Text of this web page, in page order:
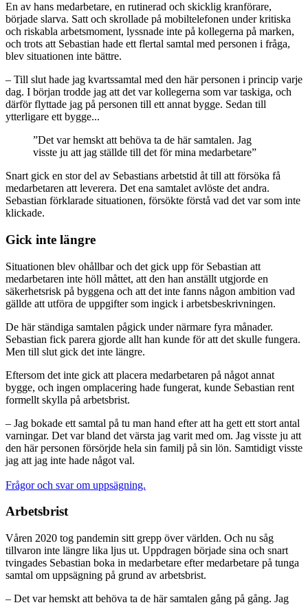
En av hans medarbetare, en rutinerad och skicklig kranförare,
började slarva. Satt och skrollade på mobiltelefonen under kritiska
och riskabla arbetsmoment, lyssnade inte på kollegerna på marken,
och trots att Sebastian hade ett flertal samtal med personen i fråga,
blev situationen inte bättre.
– Till slut hade jag kvartssamtal med den här personen i princip varje
dag. I början trodde jag att det var kollegerna som var taskiga, och
därför flyttade jag på personen till ett annat bygge. Sedan till
ytterligare ett bygge...
”Det var hemskt att behöva ta de här samtalen. Jag
visste ju att jag ställde till det för mina medarbetare”
Snart gick en stor del av Sebastians arbetstid åt till att försöka få
medarbetaren att leverera. Det ena samtalet avlöste det andra.
Sebastian förklarade situationen, försökte förstå vad det var som inte
klickade.
Gick inte längre
Situationen blev ohållbar och det gick upp för Sebastian att
medarbetaren inte höll måttet, att den han anställt utgjorde en
säkerhetsrisk på byggena och att det inte fanns någon ambition vad
gällde att utföra de uppgifter som ingick i arbetsbeskrivningen.
De här ständiga samtalen pågick under närmare fyra månader.
Sebastian fick parera gjorde allt han kunde för att det skulle fungera.
Men till slut gick det inte längre.
Eftersom det inte gick att placera medarbetaren på något annat
bygge, och ingen omplacering hade fungerat, kunde Sebastian rent
formellt skylla på arbetsbrist.
– Jag bokade ett samtal på tu man hand efter att ha gett ett stort antal
varningar. Det var bland det värsta jag varit med om. Jag visste ju att
den här personen försörjde hela sin familj på sin lön. Samtidigt visste
jag att jag inte hade något val.
Frågor och svar om uppsägning.
Arbetsbrist
Våren 2020 tog pandemin sitt grepp över världen. Och nu såg
tillvaron inte längre lika ljus ut. Uppdragen började sina och snart
tvingades Sebastian boka in medarbetare efter medarbetare på tunga
samtal om uppsägning på grund av arbetsbrist.
– Det var hemskt att behöva ta de här samtalen gång på gång. Jag